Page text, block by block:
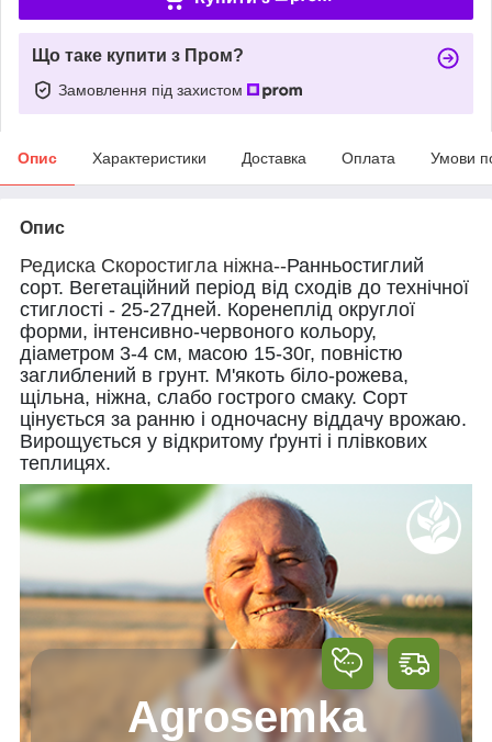
Що таке купити з Пром?
Замовлення під захистом
Опис Характеристики Доставка Оплата Умови
Опис
Редиска Скоростигла ніжна--Ранньостиглий
сорт. Вегетаційний період від сходів до технічної
стиглості - 25-27дней. Коренеплід округлої
форми, інтенсивно-червоного кольору,
діаметром 3-4 см, масою 15-30г, повністю
заглиблений в грунт. М'якоть біло-рожева,
щільна, ніжна, слабо гострого смаку. Сорт
цінується за ранню і одночасну віддачу врожаю.
Вирощується у відкритому ґрунті і плівкових
теплицях.
Agrosemka